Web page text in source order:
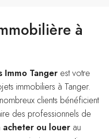
à
Immo Tanger est votre
immobiliers à Tanger.
clients bénéficient
des professionnels de
acheter ou louer au